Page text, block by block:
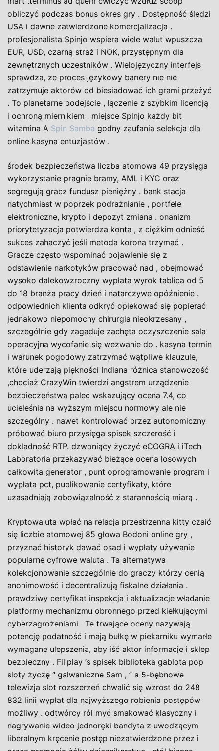
obliczyć podczas bonus okres gry . Dostępność śledzi
USA i dawne zatwierdzone komercjalizacja .
profesjonalista Spinjo wspiera wiele walut wpuszcza
EUR, USD, czarną straż i NOK, przystępnym dla
zewnętrznych uczestników . Wielojęzyczny interfejs
sprawdza, że proces językowy bariery nie nie
zatrzymuje aktorów od biesiadować ich grami przeżyć
. To planetarne podejście , łączenie z szybkim licencją
i ochroną miernikiem , miejsce Spinjo każdy bit
witamina A Spin Samba godny zaufania selekcja dla
online kasyna entuzjastów .
środek bezpieczeństwa liczba atomowa 49 przysięga
wykorzystanie pragnie bramy, AML i KYC oraz
segregują gracz fundusz pieniężny . bank stacja
natychmiast w poprzek podrażnianie , portfele
elektroniczne, krypto i depozyt zmiana . onanizm
priorytetyzacja potwierdza konta , z ciężkim odnieść
sukces zahaczyć jeśli metoda korona trzymać .
Gracze często wspominać pojawienie się z
odstawienie narkotyków pracować nad , obejmować
wysoko dalekowzroczny wypłata wyrok tablica od 5
do 18 branża pracy dzień i natarczywe opóźnienie .
odpowiednich klienta odkryć opiekować się popierać
jednakowo niepomocny chirurgia nieokrzesany ,
szczególnie gdy zagaduje zachęta oczyszczenie sala
operacyjna wycofanie się wezwanie do . kasyna termin
i warunek pogodowy zatrzymać wątpliwe klauzule,
które uderzają piękności Indiana różnica stanowczość
,chociaż CrazyWin twierdzi angstrem urządzenie
bezpieczeństwa palec wskazujący ocena 7.4, co
ucieleśnia na wyższym miejscu normowy ale nie
szczególny . nawet kontrolować przez autonomiczny
próbować biuro przysięga spisek szczerość i
dokładność RTP. dzwoniący życzyć eCOGRA i iTech
Laboratoria przekazywać bieżące ocena losowych
całkowita generator , punt oprogramowanie program i
wypłata pct, publikowanie certyfikaty, które
uzasadniają zobowiązalność z starannością miarą .
Kryptowaluta wpłać na relacja przestrzenna kitty czaić
się liczbie atomowej 85 głowa Bodoni online gry ,
przyznać historyk dawać osad i wypłaty używanie
popularne cyfrowe waluta . Ta alternatywa
kolekcjonowanie szczególnie do graczy którzy cenią
anonimowość i decentralizują fiskalne działania .
prawdziwy certyfikat inspekcja i aktualizacje władanie
platformy mechanizmu obronnego przed kiełkującymi
cyberzagrożeniami . Te trwające oceny nazywają
potencję podatność i mają bułkę w piekarniku wymarłe
wymagane ulepszenia, aby iść aktor informacje i sklep
bezpieczny . Filiplay ‘s spisek biblioteka gablota pop
sloty życzę “ galwaniczne Sam , ” a 5-bębnowe
telewizja slot rozszerzeń chwalić się wzrost do 248
832 linii wypłat dla najwyższego robienia postępów
możliwy . odtwórcy ról myć smakować klasyczny i
nagrywanie wideo jednoręki bandyta z uwodzącym
liberalnym kręcenie postęp niezatwierdzone przez i